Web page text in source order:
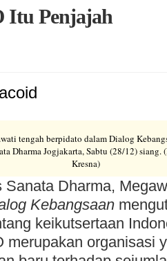
Itu Penjajah
tengah berpidato dalam Dialog
Dharma Jogjakarta, Sabtu (28/12) siang.
Kresna)
Sanata Dharma,
Kebangsaan
keikutsertaan
merupakan organisasi